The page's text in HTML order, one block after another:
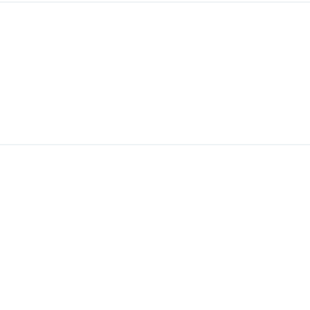
Corso di Francia, con numerose linee bus per i collegamenti con
con ispezione invisibile: gli ambienti giorno/notte sono
piano cottura ceramico, frigo con congelatore, lavatrice a
e sanitari a basso consumo di acqua;